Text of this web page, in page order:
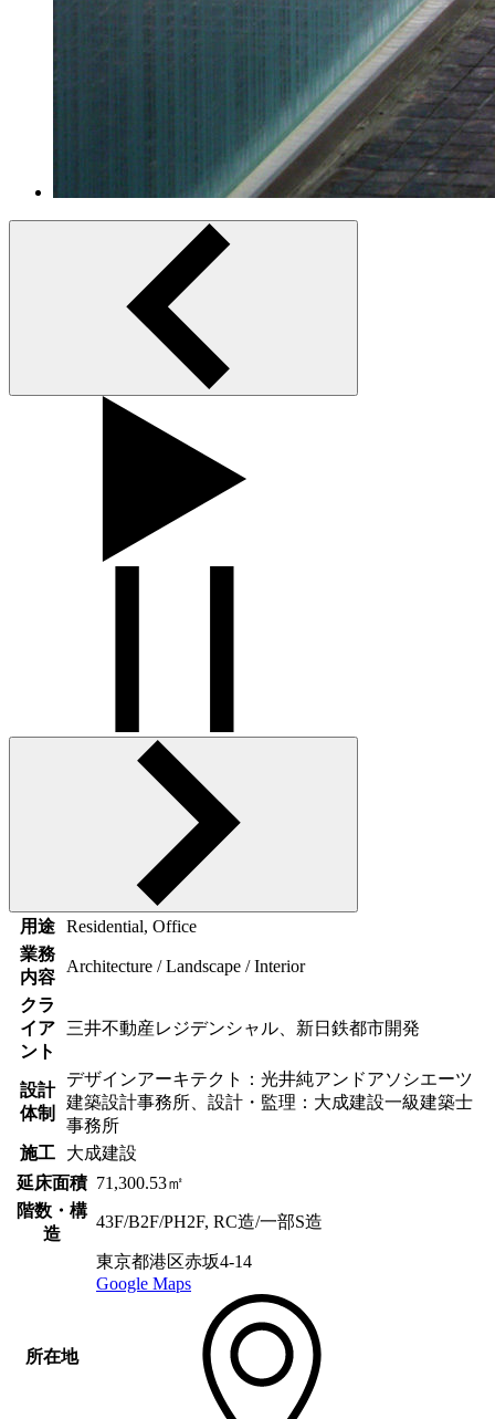
用途
Residential, Office
業務
内容
Architecture / Landscape / Interior
クラ
イア
ント
三井不動産レジデンシャル、新日鉄都市開発
設計
体制
デザインアーキテクト：光井純アンドアソシエーツ
建築設計事務所、設計・監理：大成建設一級建築士
事務所
施工
大成建設
延床面積 71,300.53㎡
階数・構
造
43F/B2F/PH2F, RC造/一部S造
所在地
東京都港区赤坂4-14
Google Maps